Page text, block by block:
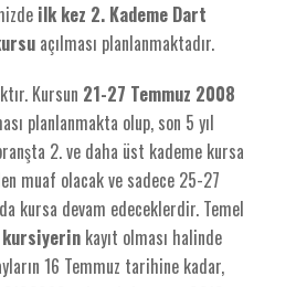
ilk kez 2. Kademe Dart
açılması planlanmaktadır.
Kursun 21-27 Temmuz 2008
planlanmakta olup, son 5 yıl
2. ve daha üst kademe kursa
muaf olacak ve sadece 25-27
kursa devam edeceklerdir. Temel
kursiyerin kayıt olması halinde
16 Temmuz tarihine kadar,